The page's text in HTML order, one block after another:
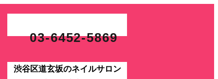
03-6452-5869
渋谷区道玄坂のネイルサロン